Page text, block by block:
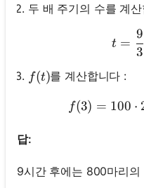
두 배 주기의 수를 계
t =
3
9
f(t)
f(t)를 계산합니다 :
f(3) = 100 ⋅
답:
9시간 후에는 800마리